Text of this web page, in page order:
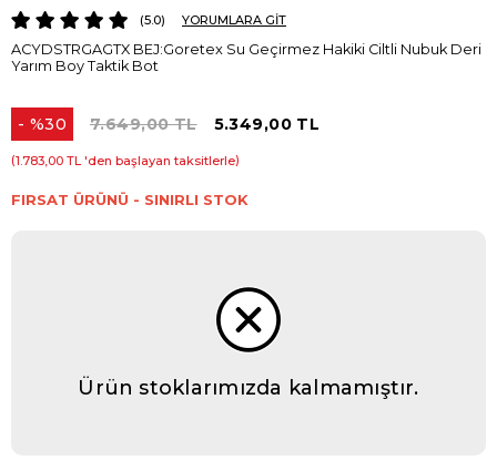
5.0 YORUMLARA GİT
ACYDSTRGAGTX BEJ:Goretex Su Geçirmez Hakiki Ciltli Nubuk Deri
Yarım Boy Taktik Bot
%30
İndirim
7.649,00 TL 5.349,00 TL
1.783,00 TL 'den başlayan taksitlerle
FIRSAT ÜRÜNÜ - SINIRLI STOK
Ürün stoklarımızda kalmamıştır.